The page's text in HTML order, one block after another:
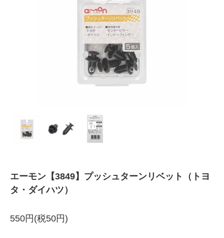
エーモン【3849】プッシュターンリベット（トヨ
タ・ダイハツ）
550円(税50円)